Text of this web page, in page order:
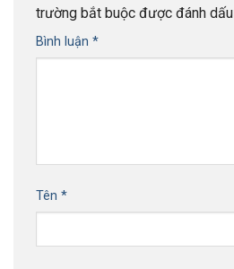
trường bắt buộc được đánh dấu
Bình luận *
Tên *